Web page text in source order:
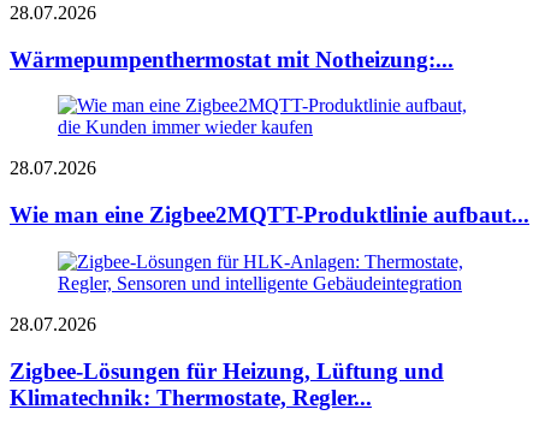
28.07.2026
Wärmepumpenthermostat mit Notheizung:...
28.07.2026
Wie man eine Zigbee2MQTT-Produktlinie aufbaut...
28.07.2026
Zigbee-Lösungen für Heizung, Lüftung und
Klimatechnik: Thermostate, Regler...